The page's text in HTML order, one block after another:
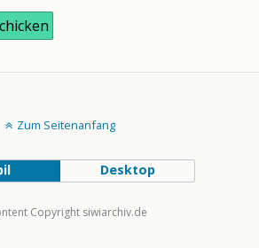
Zum Seitenanfang
Desktop
Copyright siwiarchiv.de